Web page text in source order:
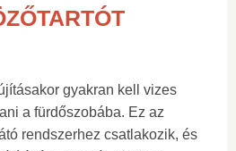
gyakran kell vizes
a fürdőszobába. Ez az
rendszerhez csatlakozik, és